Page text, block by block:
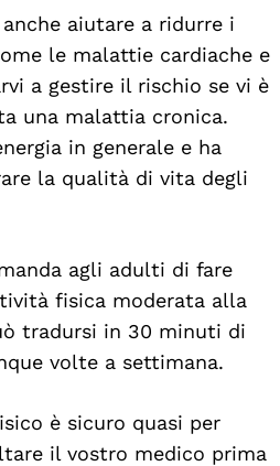
aiutare a ridurre i
le malattie cardiache e
a gestire il rischio se vi è
una malattia cronica.
in generale e ha
la qualità di vita degli
agli adulti di fare
fisica moderata alla
tradursi in 30 minuti di
volte a settimana.
è sicuro quasi per
il vostro medico prima